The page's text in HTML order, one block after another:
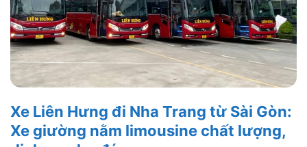
Xe Liên Hưng đi Nha Trang từ Sài Gòn:
Xe giường nằm limousine chất lượng,